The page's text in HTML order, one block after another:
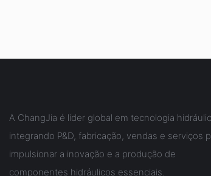
A ChangJia é líder global em tecnologia
integrando P&D, fabricação, vendas e serviços
impulsionar a inovação e a produção de
componentes hidráulicos essenciais.